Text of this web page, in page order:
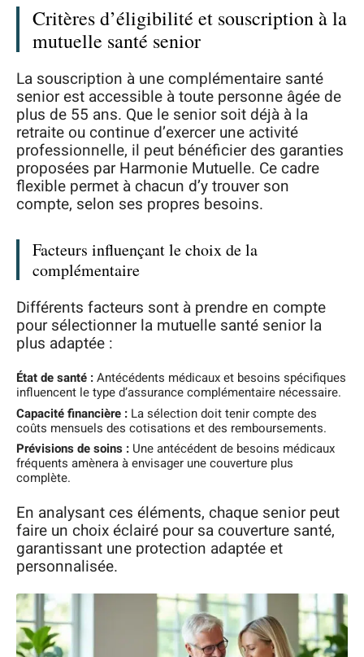
Critères d’éligibilité et souscription à la
mutuelle santé senior
La souscription à une complémentaire santé
senior est accessible à toute personne âgée de
plus de 55 ans. Que le senior soit déjà à la
retraite ou continue d’exercer une activité
professionnelle, il peut bénéficier des garanties
proposées par Harmonie Mutuelle. Ce cadre
flexible permet à chacun d’y trouver son
compte, selon ses propres besoins.
Facteurs influençant le choix de la
complémentaire
Différents facteurs sont à prendre en compte
pour sélectionner la mutuelle santé senior la
plus adaptée :
État de santé :Antécédents médicaux et besoins spécifiques
influencent le type d’assurance complémentaire nécessaire.
Capacité financière : La sélection doit tenir compte des
coûts mensuels des cotisations et des remboursements.
Prévisions de soins : Une antécédent de besoins médicaux
fréquents amènera à envisager une couverture plus
complète.
En analysant ces éléments, chaque senior peut
faire un choix éclairé pour sa couverture santé,
garantissant une protection adaptée et
personnalisée.